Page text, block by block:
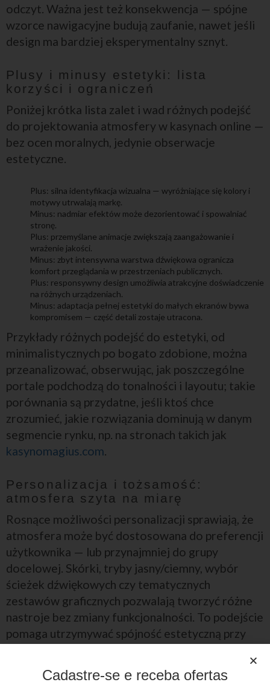
odczyt. Ważna jest też konsekwencja — spójne
wzorce nawigacyjne budują zaufanie, nawet jeśli
design ma bardziej eksperymentalny sznyt.
Plusy i minusy estetyki: lista
korzyści i ograniczeń
Poniżej krótka lista zalet i wad różnych podejść
do projektowania atmosfery w kasynach online —
bez ocen moralnych, jedynie obserwacje
estetyczne.
Plus: silna identyfikacja wizualna — wyróżniające się kolory i
motywy utrwalają markę.
Minus: nadmiar efektów może dezorientować i spowalniać
stronę.
Plus: przemyślane animacje zwiększają zaangażowanie i
wrażenie jakości.
Minus: zbyt intensywna warstwa dźwiękowa ogranicza
komfort przeglądania w przestrzeniach publicznych.
Plus: responsywny design umożliwia atrakcyjne doświadczenie
na różnych urządzeniach.
Minus: adaptacja pełnej estetyki do małych ekranów bywa
kompromisem — część detali zostaje utracona.
Przykłady różnych podejść do estetyki, od
minimalistycznych po bogato zdobione, można
przeanalizować, obserwując, jak poszczególne
portale podchodzą do tonalności i layoutu; takie
porównania są przydatne, jeśli ktoś chce
zrozumieć, jakie rozwiązania dominują w danym
segmencie rynku, np. na stronach takich jak
kasynomagius.com.
Personalizacja i tożsamość:
atmosfera szyta na miarę
Rosnące możliwości personalizacji sprawiają, że
atmosfera może być dostosowana do preferencji
użytkownika — lub przynajmniej do grupy
docelowej. Skórki, tryby jasny/ciemny, wybór
ścieżek dźwiękowych czy tematycznych
zestawów graficznych pozwalają tworzyć różne
nastroje bez zmiany funkcjonalności. To podejście
pomaga utrzymywać spójność estetyczną przy
Cadastre-se e receba ofertas